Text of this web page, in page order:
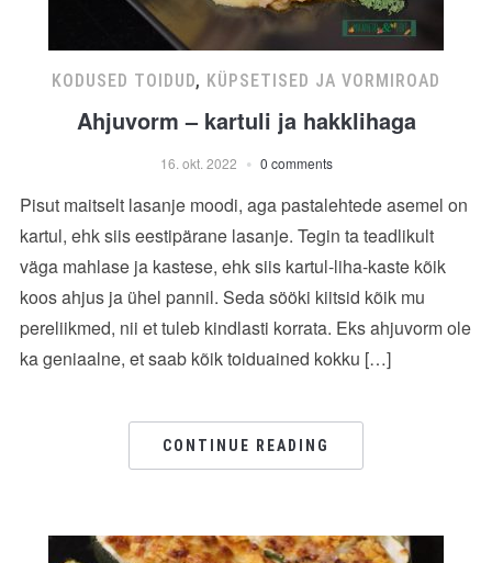
KODUSED TOIDUD, KÜPSETISED JA VORMIROAD
Ahjuvorm – kartuli ja hakklihaga
16. okt. 2022 0 comments
Pisut maitselt lasanje moodi, aga pastalehtede asemel on
kartul, ehk siis eestipärane lasanje. Tegin ta teadlikult
väga mahlase ja kastese, ehk siis kartul-liha-kaste kõik
koos ahjus ja ühel pannil. Seda sööki kiitsid kõik mu
pereliikmed, nii et tuleb kindlasti korrata. Eks ahjuvorm ole
ka geniaalne, et saab kõik toiduained kokku […]
CONTINUE READING